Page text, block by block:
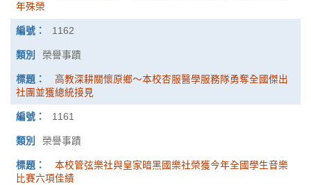
年殊榮
1162
榮譽事蹟
高教深耕關懷原鄉～本校杏服醫學服務隊勇奪全國傑出
社團並獲總統接見
1161
榮譽事蹟
本校管弦樂社與皇家暗黑國樂社榮獲今年全國學生音樂
比賽六項佳績